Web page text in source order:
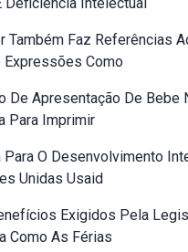
Também Faz Referências
Expressões Como
De Apresentação De Bebe
Para Imprimir
Para O Desenvolvimento
Unidas Usaid
Exigidos Pela
Como As Férias